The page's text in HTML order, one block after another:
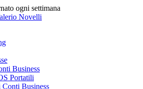
ogni settimana
Business
Portatili
Conti Business